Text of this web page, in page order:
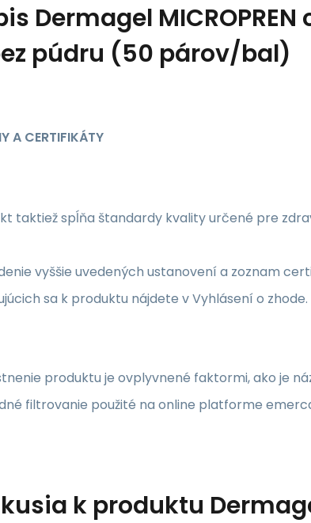
Dermagel
púdru (50 párov/bal)
A CERTIFIKÁTY
taktiež spĺňa štandardy kvality určené pre
vyššie uvedených ustanovení a zoznam
sa k produktu nájdete v Vyhlásení o zhode.
produktu je ovplyvnené faktormi, ako je
filtrovanie použité na online platforme
k produktu